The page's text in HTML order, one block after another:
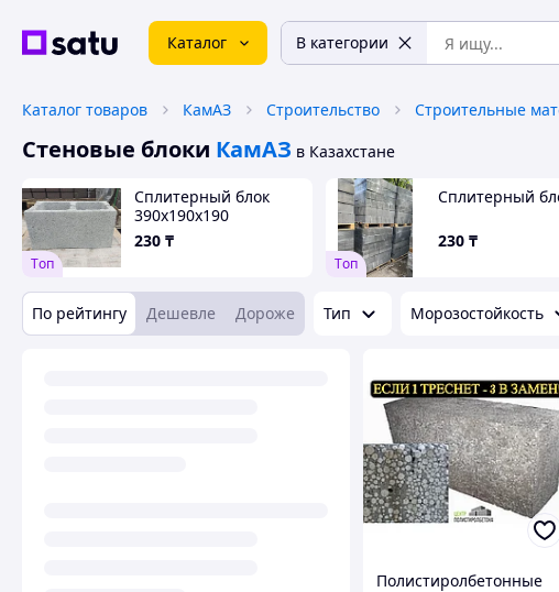
Каталог В категории
Каталог товаров КамАЗ Строительство Строительные
Стеновые блоки КамАЗ в Казахстане
Tоп
Сплитерный блок
390х190х190
230 ₸
Tоп
Сплитерный
230 ₸
По рейтингу Дешевле Дороже Тип Морозостойкость
Полистиролбетонные